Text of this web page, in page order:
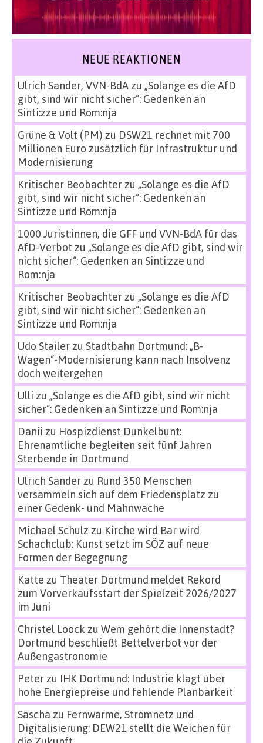
NEUE REAKTIONEN
Ulrich Sander, VVN-BdAzu „Solange es die AfD
gibt, sind wir nicht sicher“: Gedenken an
Sinti:zze und Rom:nja
Grüne & Volt (PM) zu DSW21 rechnet mit 700
Millionen Euro zusätzlich für Infrastruktur und
Modernisierung
Kritischer Beobachterzu „Solange es die AfD
gibt, sind wir nicht sicher“: Gedenken an
Sinti:zze und Rom:nja
1000 Jurist:innen, die GFF und VVN-BdA für das
AfD-Verbot zu „Solange es die AfD gibt, sind wir
nicht sicher“: Gedenken an Sinti:zze und
Rom:nja
Kritischer Beobachterzu „Solange es die AfD
gibt, sind wir nicht sicher“: Gedenken an
Sinti:zze und Rom:nja
Udo Stailerzu Stadtbahn Dortmund: „B-
Wagen“-Modernisierung kann nach Insolvenz
doch weitergehen
Ulli zu „Solange es die AfD gibt, sind wir nicht
sicher“: Gedenken an Sinti:zze und Rom:nja
Danii zu Hospizdienst Dunkelbunt:
Ehrenamtliche begleiten seit fünf Jahren
Sterbende in Dortmund
Ulrich Sanderzu Rund 350 Menschen
versammeln sich auf dem Friedensplatz zu
einer Gedenk- und Mahnwache
Michael Schulz zu Kirche wird Bar wird
Schachclub: Kunst setzt im SÖZ auf neue
Formen der Begegnung
Katte zu Theater Dortmund meldet Rekord
zum Vorverkaufsstart der Spielzeit 2026/2027
im Juni
Christel Loock zu Wem gehört die Innenstadt?
Dortmund beschließt Bettelverbot vor der
Außengastronomie
Peterzu IHK Dortmund: Industrie klagt über
hohe Energiepreise und fehlende Planbarkeit
Sascha zu Fernwärme, Stromnetz und
Digitalisierung: DEW21 stellt die Weichen für